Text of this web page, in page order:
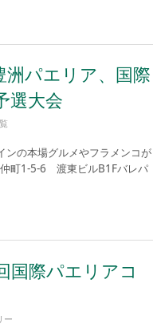
洲パエリア、国際
選大会
の本場グルメやフラメンコが
町1-5-6 渡東ビルB1Fバレパ
国際パエリアコ
ー